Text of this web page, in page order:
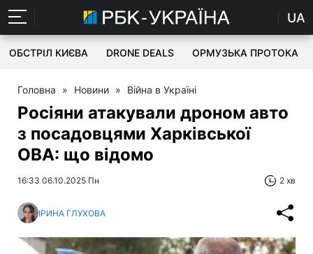
UA
ОБСТРІЛ КИЄВА DRONE DEALS ОРМУЗЬКА ПРОТОКА
Головна » Новини » Війна в Україні
Росіяни атакували дроном авто
з посадовцями Харківської
ОВА: що відомо
16:33 06.10.2025 Пн 2 хв
ІРИНА ГЛУХОВА